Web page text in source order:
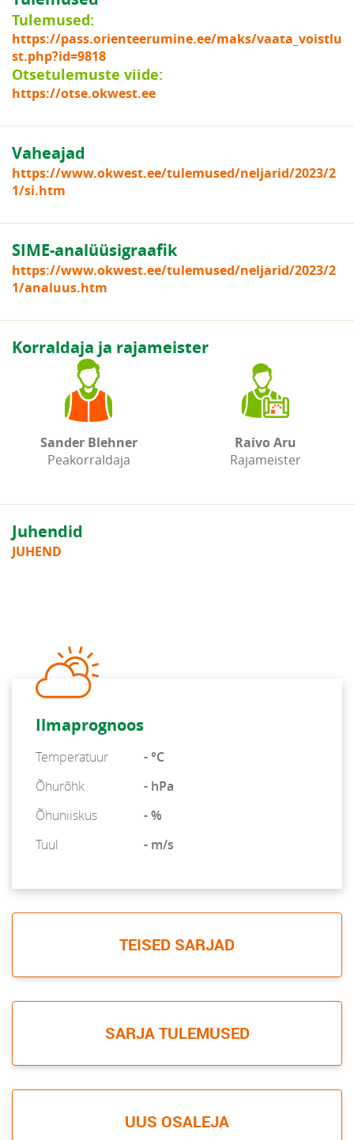
Tulemused:
https://pass.orienteerumine.ee/maks/vaata_voistlu
st.php?id=9818
Otsetulemuste viide:
https://otse.okwest.ee
Vaheajad
https://www.okwest.ee/tulemused/neljarid/2023/2
1/si.htm
SIME-analüüsigraafik
https://www.okwest.ee/tulemused/neljarid/2023/2
1/analuus.htm
Korraldaja ja rajameister
Sander Blehner
Peakorraldaja
Raivo Aru
Rajameister
Juhendid
JUHEND
Ilmaprognoos
Temperatuur
- °C
Õhurõhk
- hPa
Õhuniiskus
- %
Tuul
- m/s
TEISED SARJAD
SARJA TULEMUSED
UUS OSALEJA